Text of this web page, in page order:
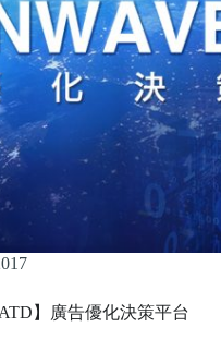
ATD】廣告優化決策平台